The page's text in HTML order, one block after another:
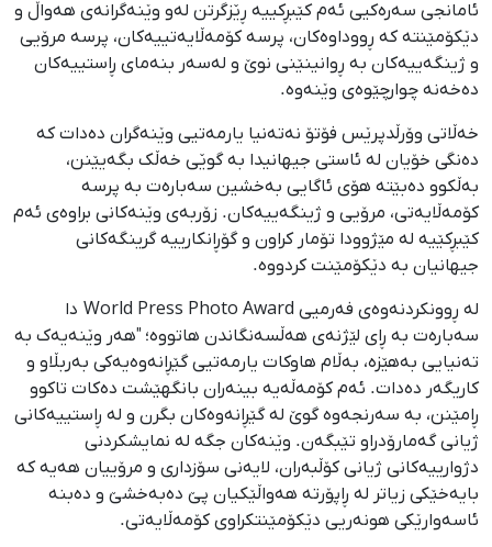
ئامانجی سەرەکیی ئەم کێبڕکییە ڕێزگرتن لەو وێنەگرانەی هەواڵ و
دێکۆمێنتە کە ڕووداوەکان، پرسە کۆمەڵایەتییەکان، پرسە مرۆیی
و ژینگەییەکان بە ڕوانینێنی نوێ و لەسەر بنەمای ڕاستییەکان
دەخەنە چوارچێوەی وێنەوە.
خەڵاتی وۆرڵدپرێس فۆتۆ نەتەنیا یارمەتیی وێنەگران دەدات کە
دەنگی خۆیان لە ئاستی جیهانیدا بە گوێی خەڵک بگەیێنن،
بەڵکوو دەبێتە هۆی ئاگایی بەخشین سەبارەت بە پرسە
کۆمەڵایەتی، مرۆیی و ژینگەییەکان. زۆربەی وێنەکانی براوەی ئەم
کێبڕکێیە لە مێژوودا تۆمار کراون و گۆڕانکارییە گرینگەکانی
جیهانیان بە دێکۆمێنت کردووە.
لە ڕوونکردنەوەی فەرمیی World Press Photo Award دا
سەبارەت بە ڕای لێژنەی هەڵسەنگاندن هاتووە؛ "هەر وێنەیەک بە
تەنیایی بەهێزە، بەڵام هاوکات یارمەتیی گێڕانەوەیەکی بەربڵاو و
کاریگەر دەدات. ئەم کۆمەڵەیە بینەران بانگهێشت دەکات تاکوو
ڕامێنن، بە سەرنجەوە گوێ لە گێڕانەوەکان بگرن و لە ڕاستییەکانی
ژیانی گەمارۆدراو تێبگەن. وێنەکان جگە لە نمایشکردنی
دژوارییەکانی ژیانی کۆڵبەران، لایەنی سۆزداری و مرۆییان هەیە کە
بایەخێکی زیاتر لە ڕاپۆرتە هەواڵێکیان پێ دەبەخشێ و دەبنە
ئاسەوارێکی هونەریی دێکۆمێنتکراوی کۆمەڵایەتی.